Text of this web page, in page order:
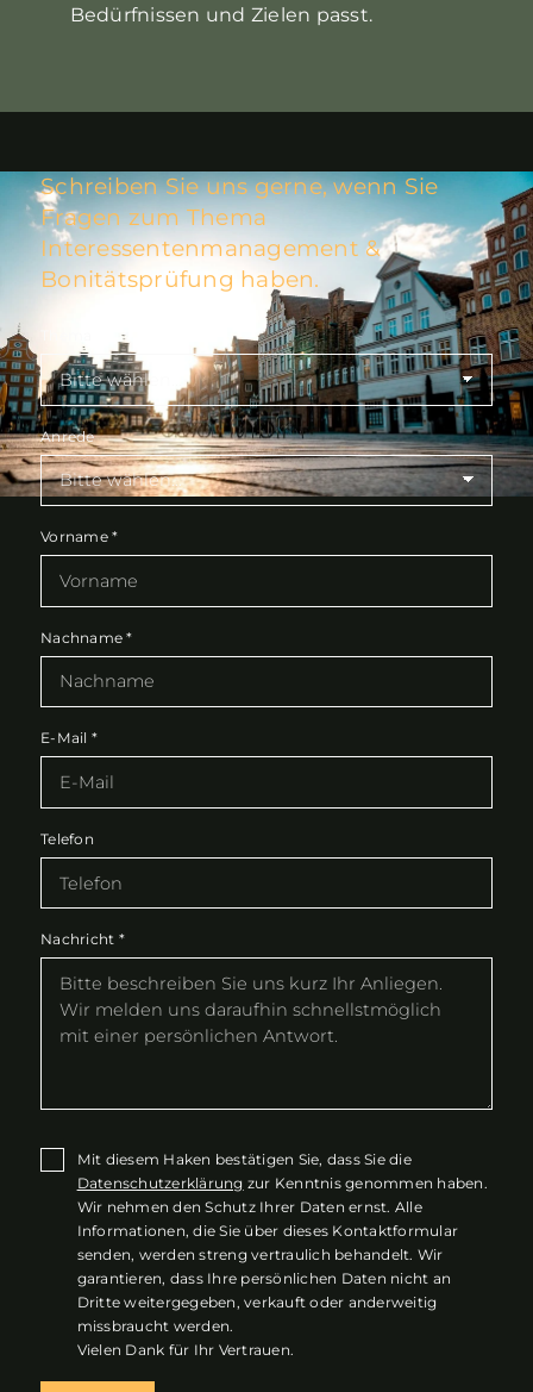
Bedürfnissen und Zielen passt.
Schreiben Sie uns gerne, wenn Sie
Fragen zum Thema
Interessentenmanagement &
Bonitätsprüfung haben.
Anrede
Vorname*
Nachname*
E-Mail *
Telefon
Nachricht *
Mit diesem Haken bestätigen Sie, dass Sie die
Datenschutzerklärung zur Kenntnis genommen haben.
Wir nehmen den Schutz Ihrer Daten ernst. Alle
Informationen, die Sie über dieses Kontaktformular
senden, werden streng vertraulich behandelt. Wir
garantieren, dass Ihre persönlichen Daten nicht an
Dritte weitergegeben, verkauft oder anderweitig
missbraucht werden.
Vielen Dank für Ihr Vertrauen.